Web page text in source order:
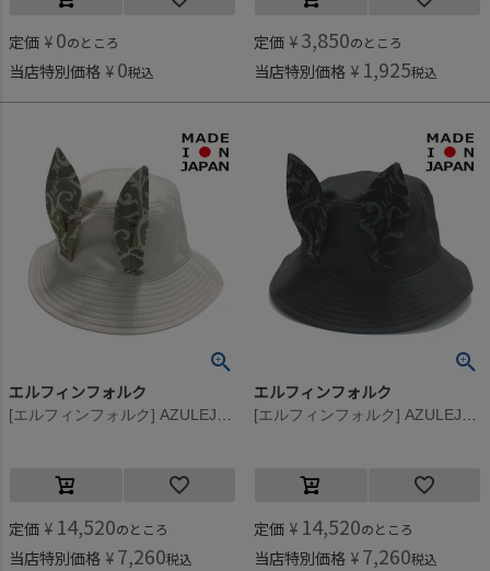
定価 ¥ 0のところ
当店特別価格 ¥ 0税込
定価 ¥ 3,850のところ
当店特別価格 ¥ 1,925税込
エルフィンフォルク
定価 ¥ 14,520のところ
当店特別価格 ¥ 7,260税込
エルフィンフォルク
定価 ¥ 14,520のところ
当店特別価格 ¥ 7,260税込